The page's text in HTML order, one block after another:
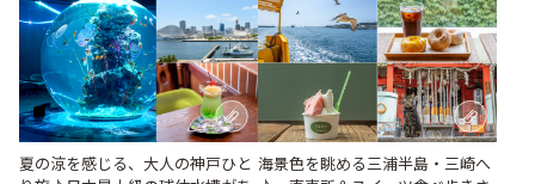
夏の涼を感じる、大人の神戸ひと 海景色を眺める三浦半島・三崎へ